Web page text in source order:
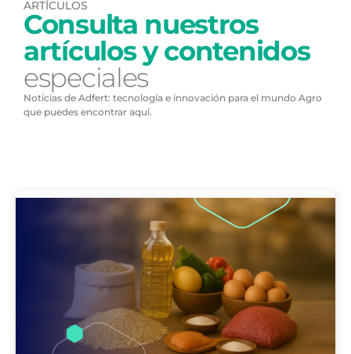
ARTÍCULOS
Consulta nuestros
artículos y contenidos
especiales
Noticias de Adfert: tecnología e innovación para el mundo Agro
que puedes encontrar aquí.